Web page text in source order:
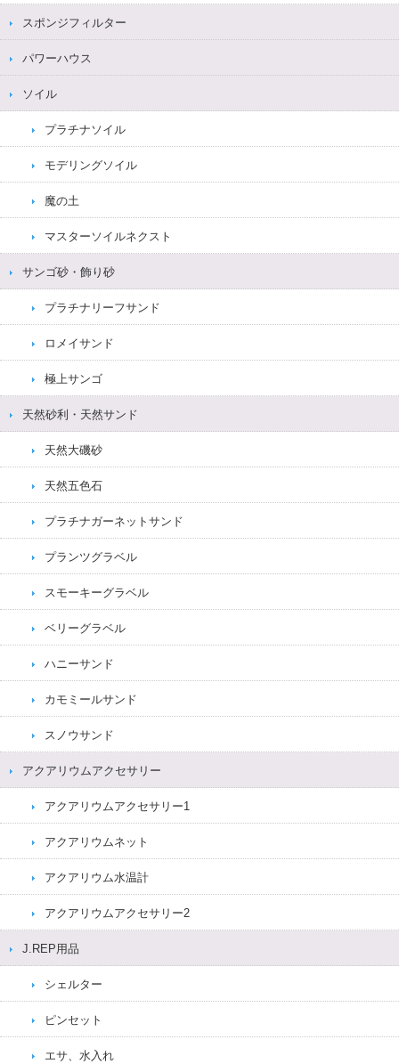
スポンジフィルター
パワーハウス
ソイル
プラチナソイル
モデリングソイル
魔の土
マスターソイルネクスト
サンゴ砂・飾り砂
プラチナリーフサンド
ロメイサンド
極上サンゴ
天然砂利・天然サンド
天然大磯砂
天然五色石
プラチナガーネットサンド
プランツグラベル
スモーキーグラベル
ベリーグラベル
ハニーサンド
カモミールサンド
スノウサンド
アクアリウムアクセサリー
アクアリウムアクセサリー1
アクアリウムネット
アクアリウム水温計
アクアリウムアクセサリー2
J.REP用品
シェルター
ピンセット
エサ、水入れ